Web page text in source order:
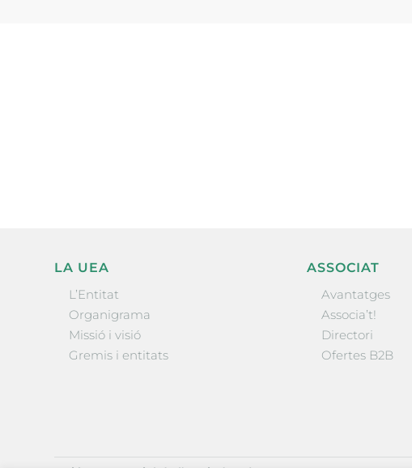
LA UEA
L’Entitat
Organigrama
Missió i visió
Gremis i entitats
ASSOCIAT
Avantatges
Associa’t!
Directori
Ofertes B2B